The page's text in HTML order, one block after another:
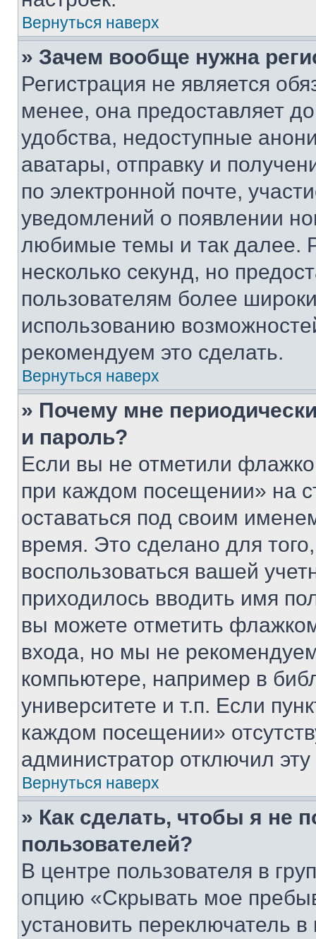
Вернуться наверх
» Зачем вообще нужна
Регистрация не является
менее, она предоставляет
удобства, недоступные
аватары, отправку и
по электронной почте,
уведомлений о появлении
любимые темы и так далее.
несколько секунд, но
пользователям более
использованию
рекомендуем это сделать.
Вернуться наверх
» Почему мне
и пароль?
Если вы не отметили
при каждом посещении» на
оставаться под своим
время. Это сделано для
воспользоваться вашей
приходилось вводить имя
вы можете отметить
входа, но мы не
компьютере, например в
университете и т.п. Если
каждом посещении»
администратор отключил
Вернуться наверх
» Как сделать, чтобы я не
пользователей?
В центре пользователя в
опцию «Скрывать мое
установить переключатель